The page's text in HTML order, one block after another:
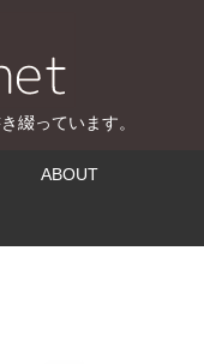
綴っています。
ABOUT